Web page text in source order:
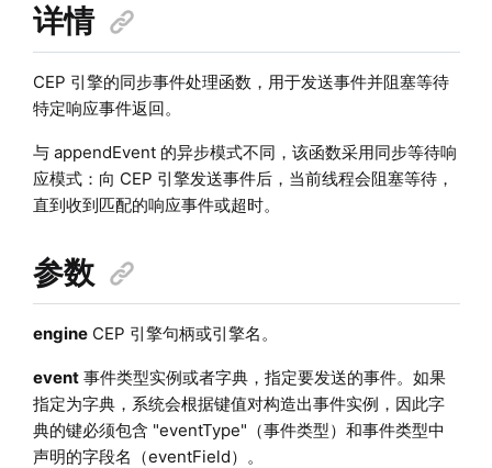
详情
CEP 引擎的同步事件处理函数，用于发送事件并阻塞等待
特定响应事件返回。
与 appendEvent 的异步模式不同，该函数采用同步等待响
应模式：向 CEP 引擎发送事件后，当前线程会阻塞等待，
直到收到匹配的响应事件或超时。
参数
engineCEP 引擎句柄或引擎名。
event事件类型实例或者字典，指定要发送的事件。如果
指定为字典，系统会根据键值对构造出事件实例，因此字
典的键必须包含 "eventType"（事件类型）和事件类型中
声明的字段名（eventField）。